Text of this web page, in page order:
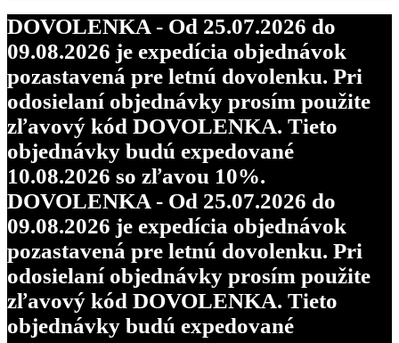
DOVOLENKA - Od 25.07.2026 do
09.08.2026 je expedícia objednávok
pozastavená pre letnú dovolenku. Pri
odosielaní objednávky prosím použite
zľavový kód DOVOLENKA. Tieto
objednávky budú expedované
10.08.2026 so zľavou 10%.
DOVOLENKA - Od 25.07.2026 do
09.08.2026 je expedícia objednávok
pozastavená pre letnú dovolenku. Pri
odosielaní objednávky prosím použite
zľavový kód DOVOLENKA. Tieto
objednávky budú expedované